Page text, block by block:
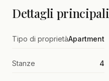
Dettagli principali
Tipo di proprietàApartment
Stanze 4